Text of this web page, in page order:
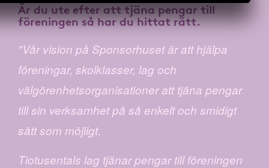
Är du ute efter atttjäna pengar till
föreningenså har du hittat rätt.
"Vår vision på Sponsorhuset är att hjälpa
föreningar, skolklasser, lag och
välgörenhetsorganisationer att tjäna pengar
till sin verksamhet på så enkelt och smidigt
sätt som möjligt.
Tiotusentals lag tjänar pengar till föreningen